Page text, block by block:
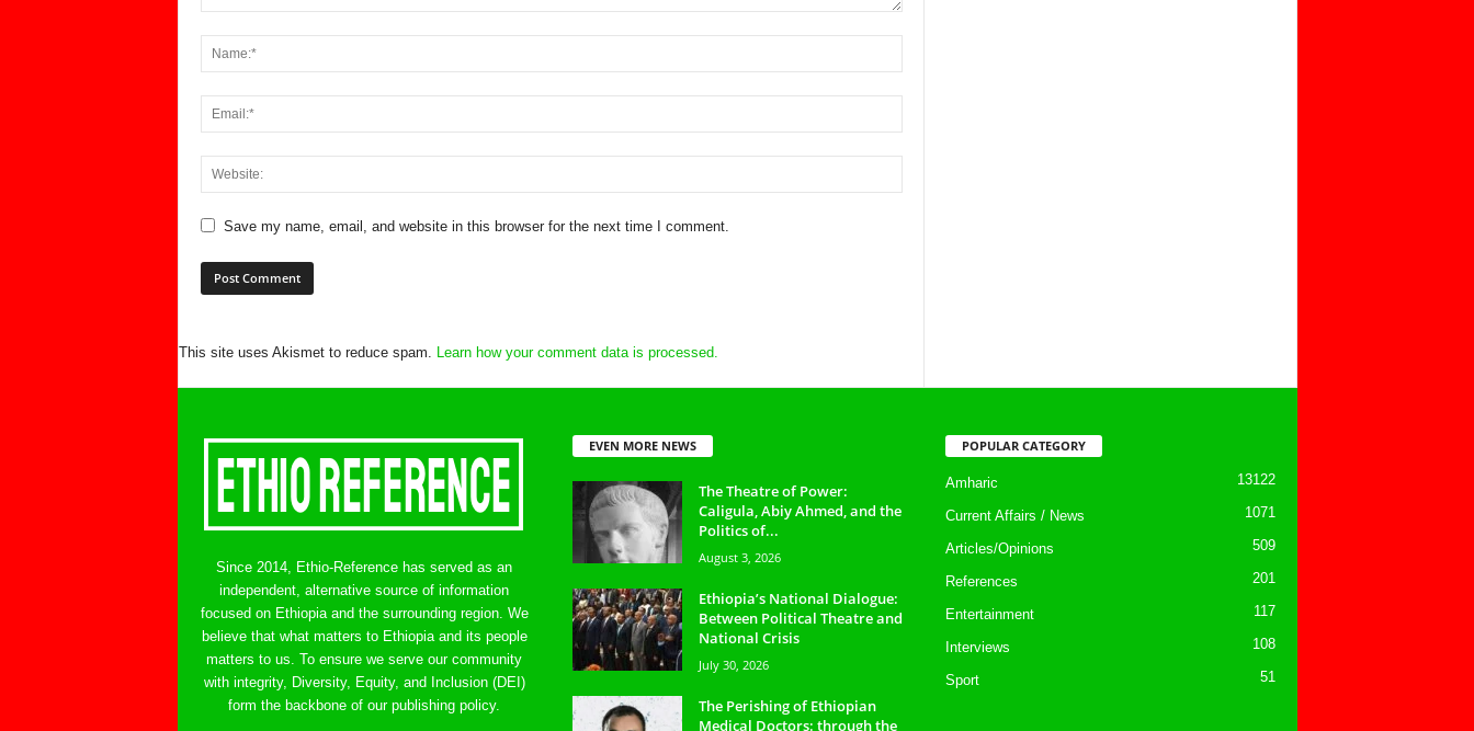
Save my name, email, and website in this browser for the next time I comment.
This site uses Akismet to reduce spam. Learn how your comment data is processed.
Since 2014, Ethio-Reference has served as an
independent, alternative source of information
focused on Ethiopia and the surrounding region. We
believe that what matters to Ethiopia and its people
matters to us. To ensure we serve our community
with integrity, Diversity, Equity, and Inclusion (DEI)
form the backbone of our publishing policy.
EVEN MORE NEWS
The Theatre of Power:
Caligula, Abiy Ahmed, and the
Politics of...
August 3, 2026
Ethiopia’s National Dialogue:
Between Political Theatre and
National Crisis
July 30, 2026
The Perishing of Ethiopian
Medical Doctors: through the
POPULAR CATEGORY
Amharic 13122
Current Affairs / News 1071
Articles/Opinions 509
References 201
Entertainment 117
Interviews 108
Sport 51